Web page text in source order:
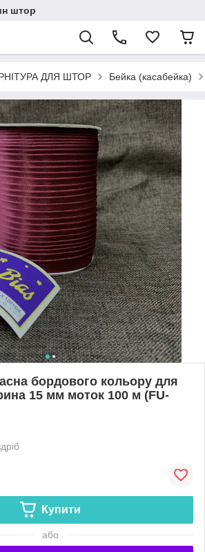
штор
ДЛЯ ШТОР Бейка (касабейка)
бордового кольору для
15 мм моток 100 м (FU-
Купити
або